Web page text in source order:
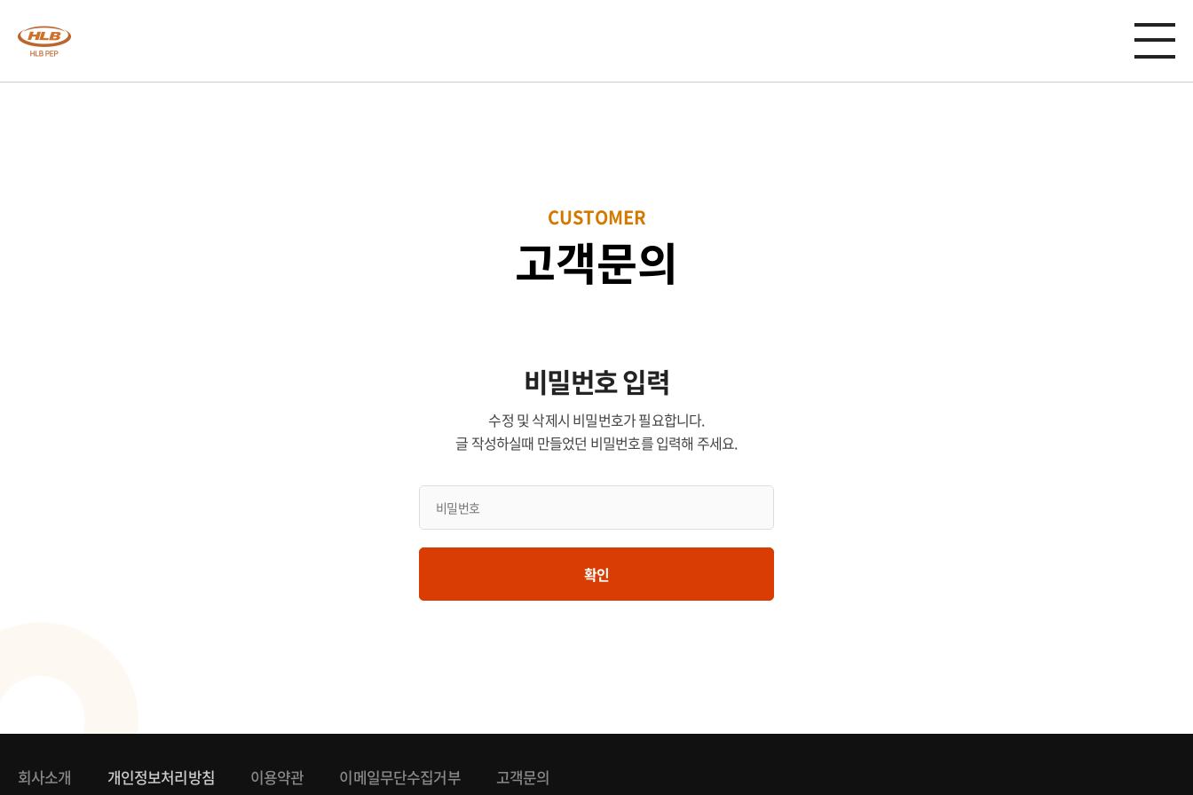
CUSTOMER
고객문의
비밀번호 입력
수정 및 삭제시 비밀번호가 필요합니다.
글 작성하실때 만들었던 비밀번호를 입력해 주세요.
확인
회사소개 개인정보처리방침 이용약관 이메일무단수집거부 고객문의